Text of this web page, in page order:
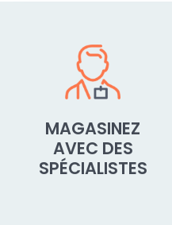
MAGASINEZ
AVEC DES
SPÉCIALISTES